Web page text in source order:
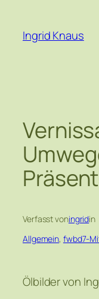
springen
Ingrid Knaus
Verfasst voningridin
Allgemein, fwbd7-
Ölbilder von